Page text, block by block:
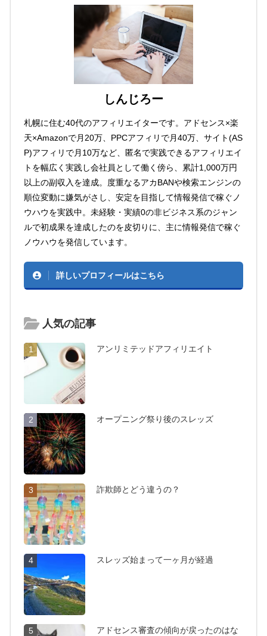
しんじろー
札幌に住む40代のアフィリエイターです。アドセンス×楽
天×Amazonで月20万、PPCアフィリで月40万、サイト(AS
P)アフィリで月10万など、匿名で実践できるアフィリエイ
トを幅広く実践し会社員として働く傍ら、累計1,000万円
以上の副収入を達成。度重なるアカBANや検索エンジンの
順位変動に嫌気がさし、安定を目指して情報発信で稼ぐノ
ウハウを実践中。未経験・実績0の非ビジネス系のジャン
ルで初成果を達成したのを皮切りに、主に情報発信で稼ぐ
ノウハウを発信しています。
詳しいプロフィールはこちら
人気の記事
1 アンリミテッドアフィリエイト
2 オープニング祭り後のスレッズ
3 詐欺師とどう違うの？
4 スレッズ始まって一ヶ月が経過
5 アドセンス審査の傾向が戻ったのはな